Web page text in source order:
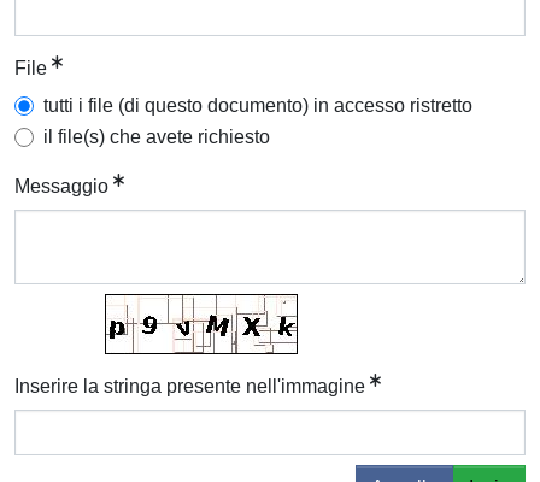
File
tutti i file (di questo documento) in accesso ristretto
il file(s) che avete richiesto
Messaggio
Inserire la stringa presente nell'immagine